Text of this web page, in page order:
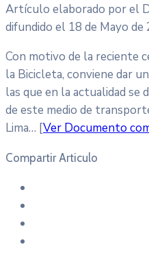
Artículo elaborado por el
difundido el 18 de Mayo de
Con motivo de la reciente
la Bicicleta, conviene dar
las que en la actualidad se
de este medio de
Lima… [Ver Documento
Compartir Articulo